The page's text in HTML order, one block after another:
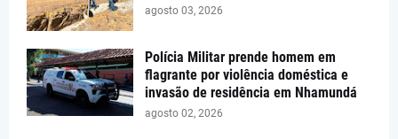
agosto 03, 2026
Polícia Militar prende homem em
flagrante por violência doméstica e
invasão de residência em Nhamundá
agosto 02, 2026